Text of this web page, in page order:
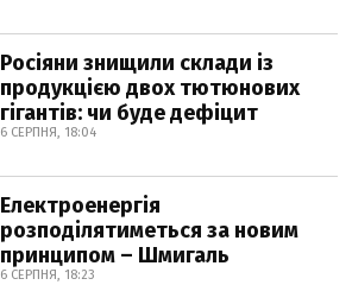
Росіяни знищили склади із
продукцією двох тютюнових
гігантів: чи буде дефіцит
6 СЕРПНЯ, 18:04
Електроенергія
розподілятиметься за новим
принципом – Шмигаль
6 СЕРПНЯ, 18:23